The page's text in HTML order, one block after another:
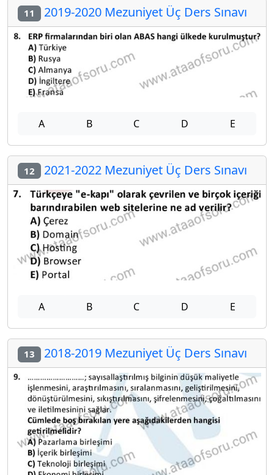
11 2019-2020 Mezuniyet Üç Ders Sınavı
A B C D E
12 2021-2022 Mezuniyet Üç Ders Sınavı
A B C D E
13 2018-2019 Mezuniyet Üç Ders Sınavı